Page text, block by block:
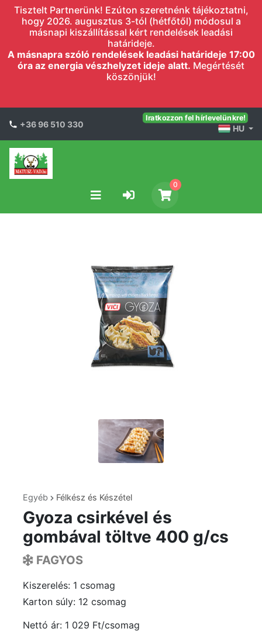
Tisztelt Partnerünk! Ezúton szeretnénk tájékoztatni,
hogy 2026. augusztus 3-tól (hétfőtől) módosul a
másnapi kiszállítással kért rendelések leadási
határideje.
A másnapra szóló rendelések leadási határideje 17:00
óra az energia vészhelyzet ideje alatt. Megértését
köszönjük!
+36 96 510 330
Iratkozzon fel hírlevelünkre!
HU
0
Egyéb Félkész és Készétel
Gyoza csirkével és
gombával töltve 400 g/cs
FAGYOS
Kiszerelés: 1 csomag
Karton súly: 12 csomag
Nettó ár: 1 029 Ft/csomag